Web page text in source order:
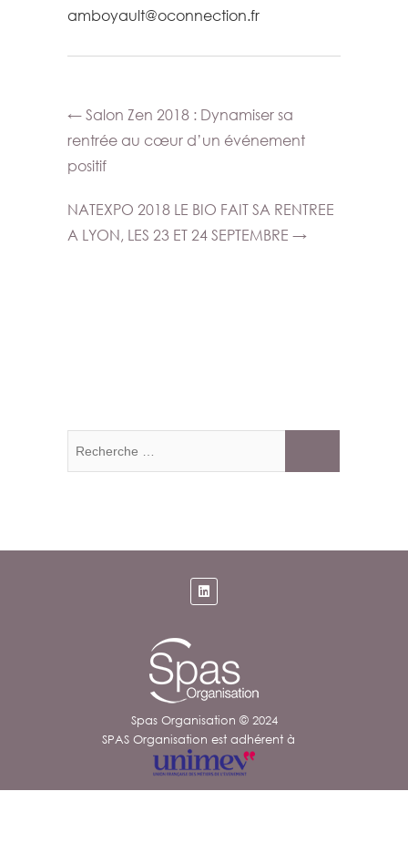
amboyault@oconnection.fr
←Salon Zen 2018 : Dynamiser sa
rentrée au cœur d’un événement
positif
NATEXPO 2018 LE BIO FAIT SA RENTREE
A LYON, LES 23 ET 24 SEPTEMBRE →
Spas Organisation © 2024
SPAS Organisation est adhérent à